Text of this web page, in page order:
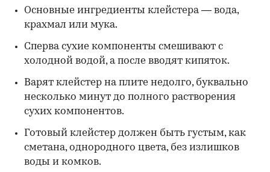
Основные ингредиенты клейстера — вода,
крахмал или мука.
Сперва сухие компоненты смешивают с
холодной водой, а после вводят кипяток.
Варят клейстер на плите недолго, буквально
несколько минут до полного растворения
сухих компонентов.
Готовый клейстер должен быть густым, как
сметана, однородного цвета, без излишков
воды и комков.